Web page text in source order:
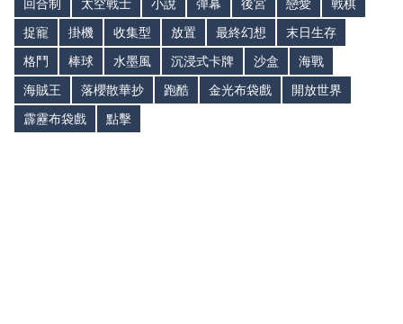
回合制
太空戰士 小說 彈幕 後宮 戀愛
戰棋
捉寵
掛機 收集型 放置 最終幻想
末日生存
格鬥
棒球 水墨風 沉浸式卡牌 沙盒
海戰
海賊王
落櫻散華抄 跑酷 金光布袋戲
開放世界
霹靂布袋戲
點擊